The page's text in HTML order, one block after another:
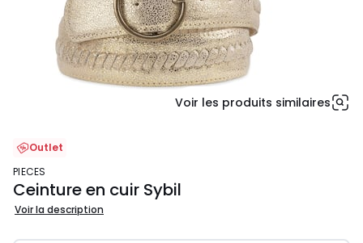
Voir les produits similaires
Outlet
PIECES
Ceinture en cuir Sybil
Voir la description